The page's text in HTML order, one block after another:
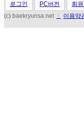
로그인 PC버전
회
(c) baekryunsa.net
이용약